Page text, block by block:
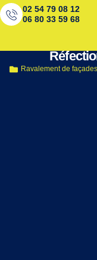
02 54 79 08 12
06 80 33 59 68
Ravalement de façades